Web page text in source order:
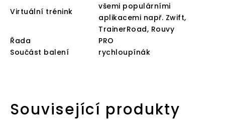
Virtuální trénink
všemi populárními
aplikacemi např. Zwift,
TrainerRoad, Rouvy
Řada
PRO
Součást balení
rychloupínák
Související produkty